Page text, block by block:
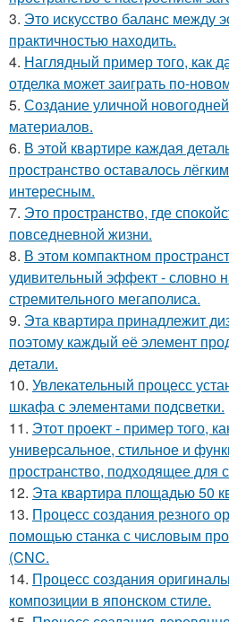
3. Это искусство баланс между
практичностью находить.
4. Наглядный пример того, как
отделка может заиграть по-
5. Создание уличной
материалов.
6. В этой квартире каждая
пространство оставалось
интересным.
7. Это пространство, где
повседневной жизни.
8. В этом компактном
удивительный эффект - словно
стремительного мегаполиса.
9. Эта квартира принадлежит
поэтому каждый её элемент
детали.
10. Увлекательный процесс
шкафа с элементами подсветки.
11. Этот проект - пример того,
универсальное, стильное и
пространство, подходящее для
12. Эта квартира площадью 50
13. Процесс создания резного
помощью станка с числовым
(CNC.
14. Процесс создания
композиции в японском стиле.